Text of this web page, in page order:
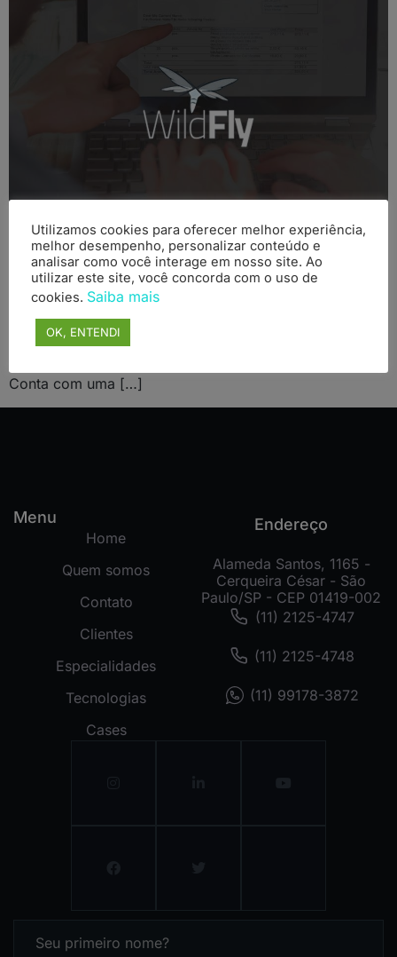
Case: Suporte 24×7 em Jboss e WildFly para emissão
de milhões de notas fiscais eletrônicas Setor: Software
Tecnologias: Sobre o cliente A Eicon atua desde 1984
como integradora de soluções de gestão para o setor
público e privado, sendo o carro chefe da empresa a
Conta com uma […]
Menu
Home
Quem somos
Contato
Clientes
Especialidades
Tecnologias
Cases
Endereço
Alameda Santos, 1165 -
Cerqueira César - São
Paulo/SP - CEP 01419-002
(11) 2125-4747
(11) 2125-4748
(11) 99178-3872
Utilizamos cookies para oferecer melhor experiência,
melhor desempenho, personalizar conteúdo e
analisar como você interage em nosso site. Ao
utilizar este site, você concorda com o uso de
cookies. Saiba mais
OK, ENTENDI